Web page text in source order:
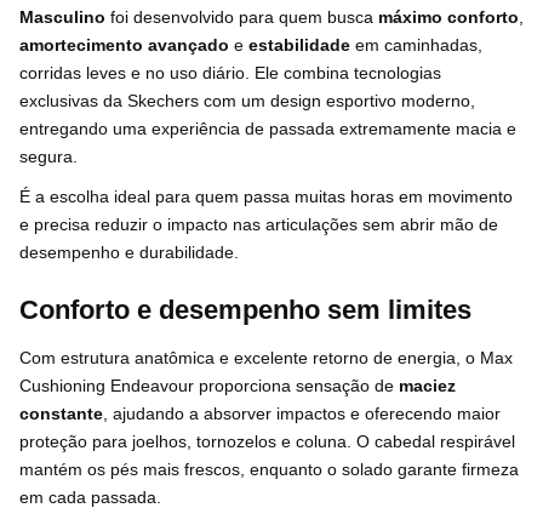
Masculino foi desenvolvido para quem busca máximo conforto
amortecimento avançado e estabilidade em caminhadas,
corridas leves e no uso diário. Ele combina tecnologias
exclusivas da Skechers com um design esportivo moderno,
entregando uma experiência de passada extremamente macia e
segura.
É a escolha ideal para quem passa muitas horas em movimento
e precisa reduzir o impacto nas articulações sem abrir mão de
desempenho e durabilidade.
Conforto e desempenho sem limites
Com estrutura anatômica e excelente retorno de energia, o Max
Cushioning Endeavour proporciona sensação de maciez
constante , ajudando a absorver impactos e oferecendo maior
proteção para joelhos, tornozelos e coluna. O cabedal respirável
mantém os pés mais frescos, enquanto o solado garante firmeza
em cada passada.